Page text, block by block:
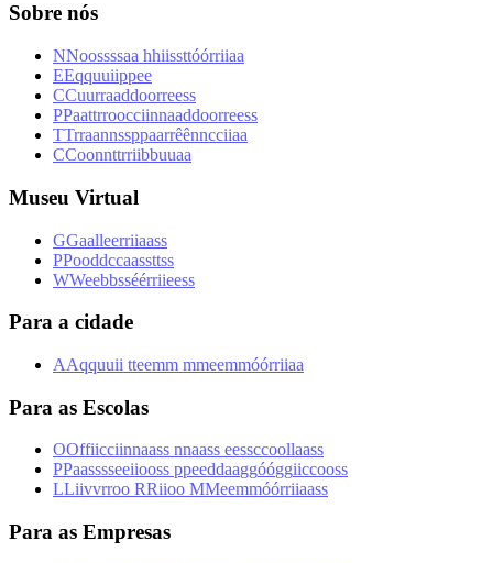
Sobre nós
NNoossssaa hhiissttóórriiaa
EEqquuiippee
CCuurraaddoorreess
PPaattrroocciinnaaddoorreess
TTrraannssppaarrêênncciiaa
CCoonnttrriibbuuaa
Museu Virtual
GGaalleerriiaass
PPooddccaassttss
WWeebbsséérriieess
Para a cidade
AAqquuii tteemm mmeemmóórriiaa
Para as Escolas
OOffiicciinnaass nnaass eessccoollaass
PPaasssseeiiooss ppeeddaaggóóggiiccooss
LLiivvrroo RRiioo MMeemmóórriiaass
Para as Empresas